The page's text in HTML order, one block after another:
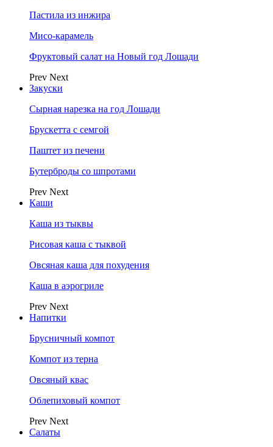
Пастила из инжира
Мисо-карамель
Фруктовый салат на Новый год Лошади
Prev Next
Закуски
Сырная нарезка на год Лошади
Брускетта с семгой
Паштет из печени
Бутерброды со шпротами
Prev Next
Каши
Каша из тыквы
Рисовая каша с тыквой
Овсяная каша для похудения
Каша в аэрогриле
Prev Next
Напитки
Брусничный компот
Компот из терна
Овсяный квас
Облепиховый компот
Prev Next
Салаты